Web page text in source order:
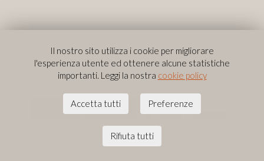
© 2026 Studio Legale Donativi e Associati
andBarabino & Partners
Il nostro sito utilizza i cookie per migliorare
l'esperienza utente ed ottenere alcune statistiche
importanti. Leggi la nostra cookie policy
Accetta tutti Preferenze
Rifiuta tutti